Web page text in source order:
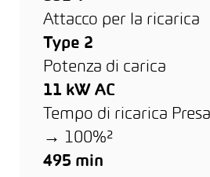
Attacco per la ricarica
Type 2
Potenza di carica
11 kW AC
Tempo di ricarica
→ 100%²
495 min